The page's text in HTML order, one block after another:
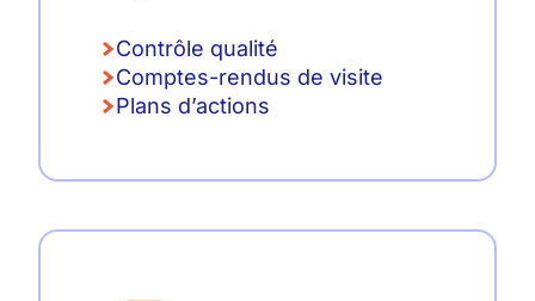
Contrôle qualité
Comptes-rendus de visite
Plans d’actions